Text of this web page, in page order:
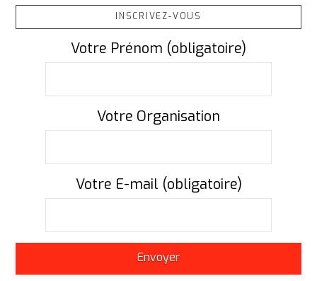
INSCRIVEZ-VOUS
Votre Prénom (obligatoire)
Votre Organisation
Votre E-mail (obligatoire)